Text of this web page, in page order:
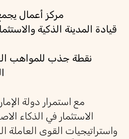
مركز أعمال
نقطة جذب للمواهب
مع استمرار دولة
الاستثمار في الذكاء
واستراتيجيات القوى العاملة